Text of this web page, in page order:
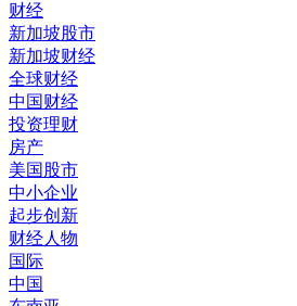
财经
新加坡股市
新加坡财经
全球财经
中国财经
投资理财
房产
美国股市
中小企业
起步创新
财经人物
国际
中国